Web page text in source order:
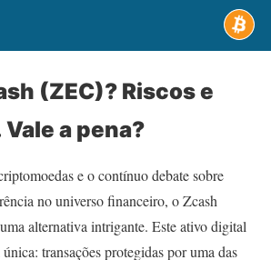
(ZEC)? Riscos e
a pena?
e o contínuo debate sobre
no universo financeiro, o Zcash
alternativa intrigante. Este ativo digital
transações protegidas por uma das